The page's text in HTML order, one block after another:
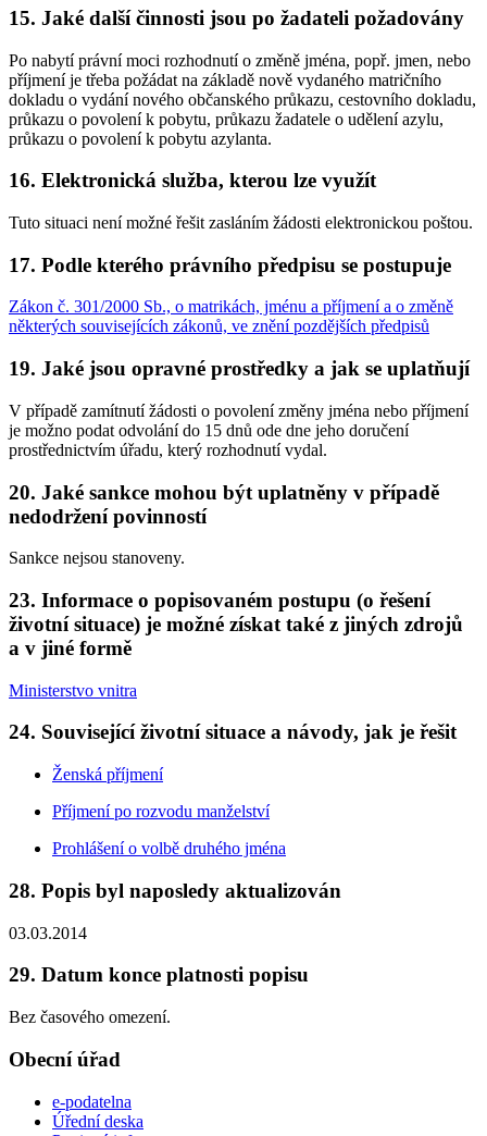
15. Jaké další činnosti jsou po žadateli požadovány
Po nabytí právní moci rozhodnutí o změně jména, popř. jmen, nebo
příjmení je třeba požádat na základě nově vydaného matričního
dokladu o vydání nového občanského průkazu, cestovního dokladu,
průkazu o povolení k pobytu, průkazu žadatele o udělení azylu,
průkazu o povolení k pobytu azylanta.
16. Elektronická služba, kterou lze využít
Tuto situaci není možné řešit zasláním žádosti elektronickou poštou.
17. Podle kterého právního předpisu se postupuje
Zákon č. 301/2000 Sb., o matrikách, jménu a příjmení a o změně
některých souvisejících zákonů, ve znění pozdějších předpisů
19. Jaké jsou opravné prostředky a jak se uplatňují
V případě zamítnutí žádosti o povolení změny jména nebo příjmení
je možno podat odvolání do 15 dnů ode dne jeho doručení
prostřednictvím úřadu, který rozhodnutí vydal.
20. Jaké sankce mohou být uplatněny v případě
nedodržení povinností
Sankce nejsou stanoveny.
23. Informace o popisovaném postupu (o řešení
životní situace) je možné získat také z jiných zdrojů
a v jiné formě
Ministerstvo vnitra
24. Související životní situace a návody, jak je řešit
Ženská příjmení
Příjmení po rozvodu manželství
Prohlášení o volbě druhého jména
28. Popis byl naposledy aktualizován
03.03.2014
29. Datum konce platnosti popisu
Bez časového omezení.
Obecní úřad
e-podatelna
Úřední deska